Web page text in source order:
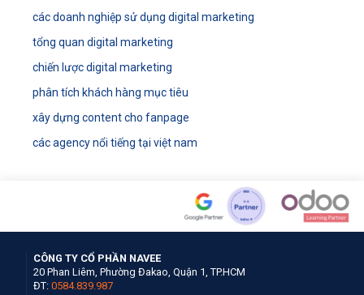
các doanh nghiệp sử dụng digital marketing
tổng quan digital marketing
chiến lược digital marketing
phân tích khách hàng mục tiêu
xây dựng content cho fanpage
các agency nổi tiếng tại việt nam
CÔNG TY CỔ PHẦN NAVEE
20 Phan Liêm, Phường Đakao, Quận 1, TP.HCM
ĐT: 0584.839.987